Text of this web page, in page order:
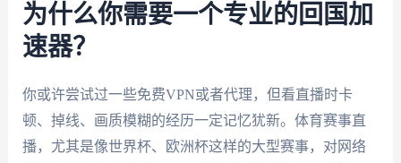
为什么你需要一个专业的回国加
速器？
你或许尝试过一些免费VPN或者代理，但看直播时卡
顿、掉线、画质模糊的经历一定记忆犹新。体育赛事直
播，尤其是像世界杯、欧洲杯这样的大型赛事，对网络